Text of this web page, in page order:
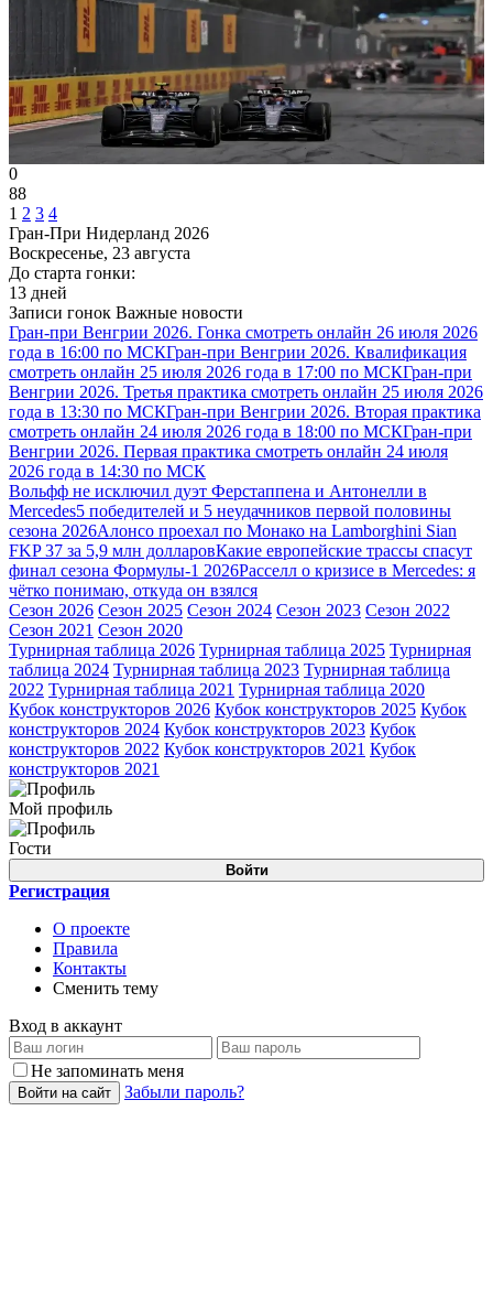
0
88
1 2 3 4
Гран-При Нидерланд 2026
Воскресенье, 23 августа
До старта гонки:
13 дней
Записи гонок Важные новости
Гран-при Венгрии 2026. Гонка смотреть онлайн 26 июля 2026
года в 16:00 по МСКГран-при Венгрии 2026. Квалификация
смотреть онлайн 25 июля 2026 года в 17:00 по МСКГран-при
Венгрии 2026. Третья практика смотреть онлайн 25 июля 2026
года в 13:30 по МСКГран-при Венгрии 2026. Вторая практика
смотреть онлайн 24 июля 2026 года в 18:00 по МСКГран-при
Венгрии 2026. Первая практика смотреть онлайн 24 июля
2026 года в 14:30 по МСК
Вольфф не исключил дуэт Ферстаппена и Антонелли в
Mercedes5 победителей и 5 неудачников первой половины
сезона 2026Алонсо проехал по Монако на Lamborghini Sian
FKP 37 за 5,9 млн долларовКакие европейские трассы спасут
финал сезона Формулы-1 2026Расселл о кризисе в Mercedes: я
чётко понимаю, откуда он взялся
Сезон 2026 Сезон 2025 Сезон 2024 Сезон 2023 Сезон 2022
Сезон 2021 Сезон 2020
Турнирная таблица 2026 Турнирная таблица 2025 Турнирная
таблица 2024 Турнирная таблица 2023 Турнирная таблица
2022 Турнирная таблица 2021 Турнирная таблица 2020
Кубок конструкторов 2026 Кубок конструкторов 2025 Кубок
конструкторов 2024 Кубок конструкторов 2023 Кубок
конструкторов 2022 Кубок конструкторов 2021 Кубок
конструкторов 2021
Мой профиль
Гости
Войти
Регистрация
О проекте
Правила
Контакты
Сменить тему
Вход в аккаунт
Не запоминать меня
Войти на сайт Забыли пароль?